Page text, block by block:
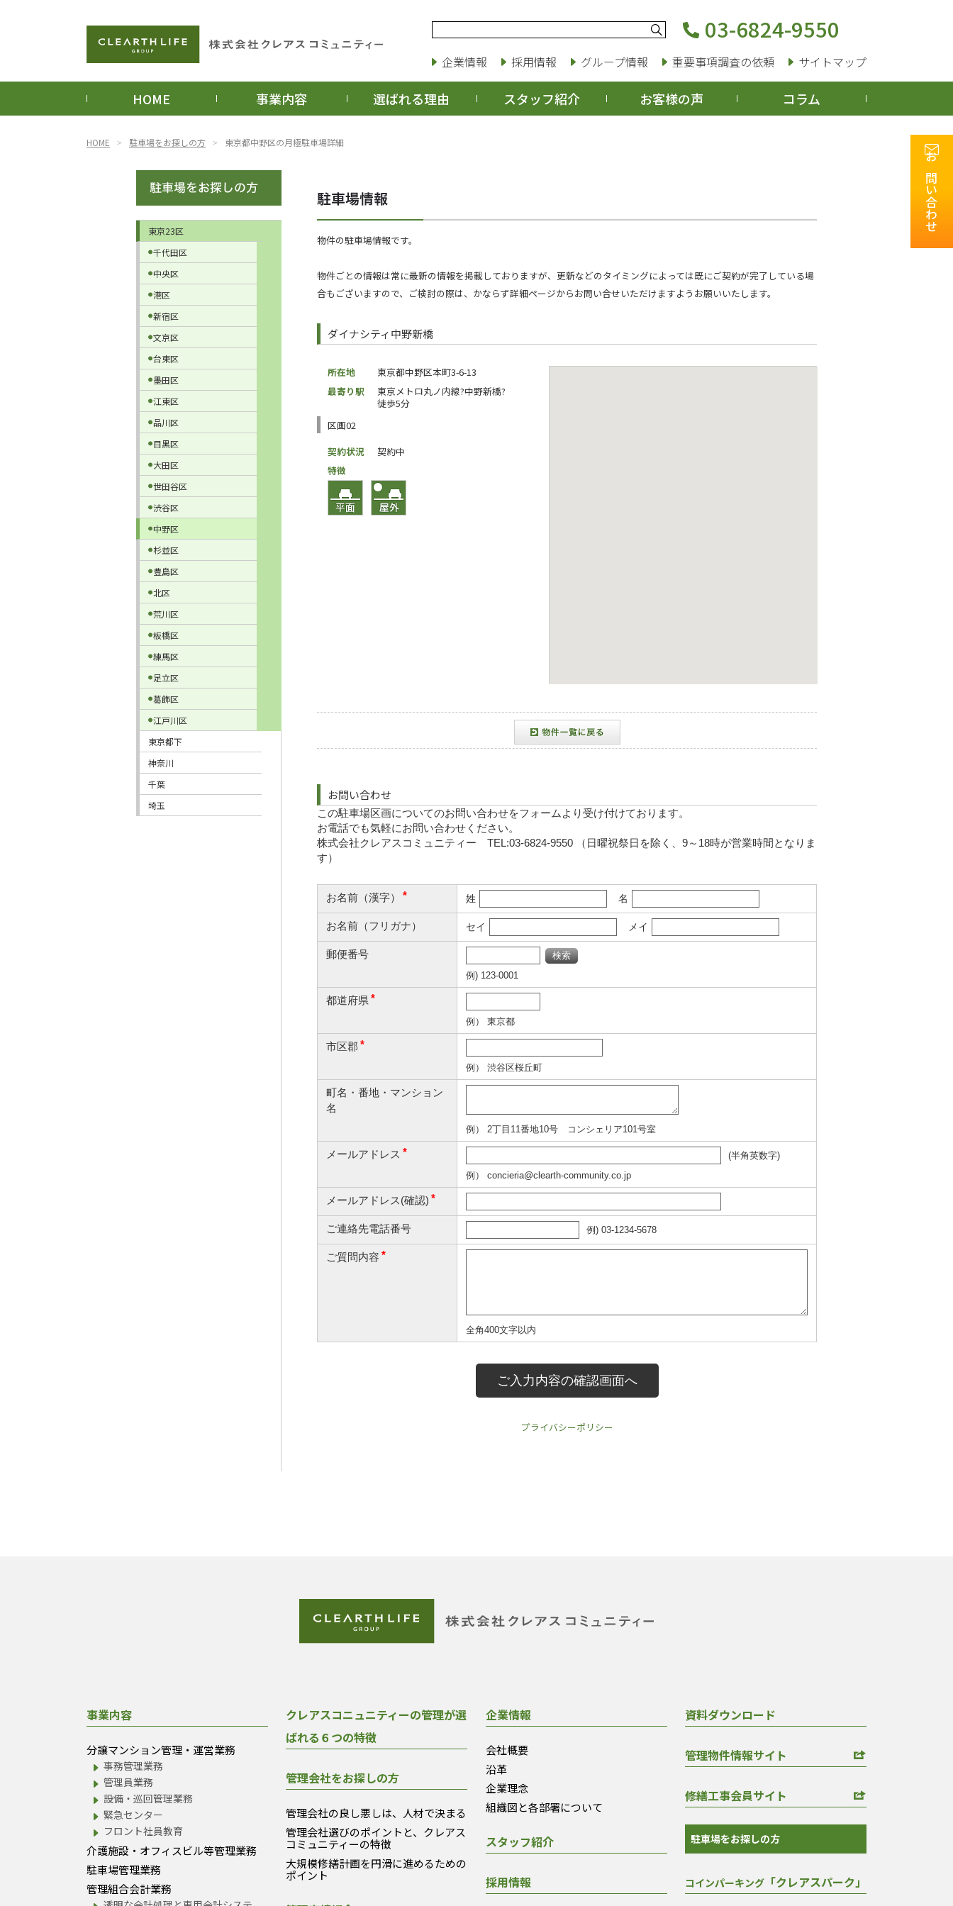
03-6824-9550
企業情報 採用情報 グループ情報 重要事項調査の依頼 サイトマップ
お問い合わせ
HOME 事業内容 選ばれる理由 スタッフ紹介 お客様の声 コラム
HOME 駐車場をお探しの方 東京都中野区の月極駐車場詳細
物件の駐車場情報です。
物件ごとの情報は常に最新の情報を掲載しておりますが、更新などのタイミングによっては既にご契約が完了している場
合もございますので、ご検討の際は、かならず詳細ページからお問い合せいただけますようお願いいたします。
ダイナシティ中野新橋
所在地
東京都中野区本町3-6-13
最寄り駅
東京メトロ丸ノ内線?中野新橋?
徒歩5分
区画02
契約状況
契約中
特徴
お問い合わせ
プライバシーポリシー
東京23区
千代田区
中央区
港区
新宿区
文京区
台東区
墨田区
江東区
品川区
目黒区
大田区
世田谷区
渋谷区
中野区
杉並区
豊島区
北区
荒川区
板橋区
練馬区
足立区
葛飾区
江戸川区
東京都下
神奈川
千葉
埼玉
事業内容
分譲マンション管理・運営業務
事務管理業務
管理員業務
設備・巡回管理業務
緊急センター
フロント社員教育
介護施設・オフィスビル等管理業務
駐車場管理業務
管理組合会計業務
クレアスコニュニティーの管理が選
ばれる６つの特徴
管理会社をお探しの方
管理会社の良し悪しは、人材で決まる
管理会社選びのポイントと、クレアス
コミュニティーの特徴
大規模修繕計画を円滑に進めるための
ポイント
企業情報
会社概要
沿革
企業理念
組織図と各部署について
スタッフ紹介
採用情報
資料ダウンロード
管理物件情報サイト
修繕工事会員サイト
駐車場をお探しの方
コインパーキング「クレアスパーク」